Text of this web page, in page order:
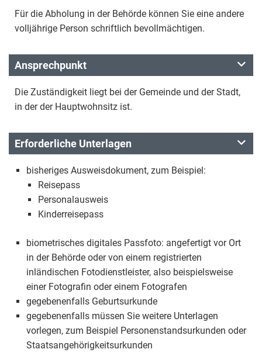
Für die Abholung in der Behörde können Sie eine andere
volljährige Person schriftlich bevollmächtigen.
Ansprechpunkt
Die Zuständigkeit liegt bei der Gemeinde und der Stadt,
in der der Hauptwohnsitz ist.
Erforderliche Unterlagen
bisheriges Ausweisdokument, zum Beispiel:
Reisepass
Personalausweis
Kinderreisepass
biometrisches digitales Passfoto: angefertigt vor Ort
in der Behörde oder von einem registrierten
inländischen Fotodienstleister, also beispielsweise
einer Fotografin oder einem Fotografen
gegebenenfalls Geburtsurkunde
gegebenenfalls müssen Sie weitere Unterlagen
vorlegen, zum Beispiel Personenstandsurkunden oder
Staatsangehörigkeitsurkunden